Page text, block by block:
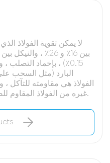
لا يمكن تقوية الفولاذ
0.15٪) ، بإخماد
البارد (مثل السحب
الفولاذ هي مقاومته
غيره من الفولاذ المقاوم للصدأ ، وسلوكها غير المغناطيسي.